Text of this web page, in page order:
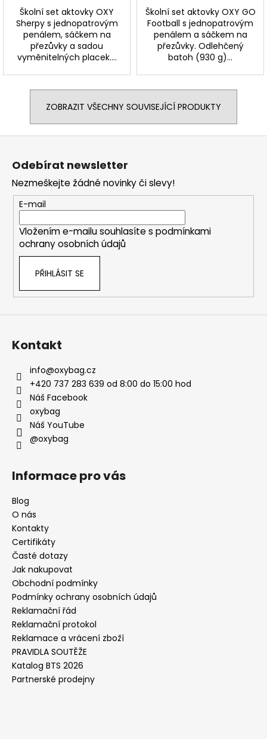
Školní set aktovky OXY
Sherpy s jednopatrovým
penálem, sáčkem na
přezůvky a sadou
vyměnitelných placek....
Školní set aktovky OXY GO
Football s jednopatrovým
penálem a sáčkem na
přezůvky. Odlehčený
batoh (930 g)...
ZOBRAZIT VŠECHNY SOUVISEJÍCÍ PRODUKTY
Z
Odebírat newsletter
Nezmeškejte žádné novinky či slevy!
E-mail
Vložením e-mailu souhlasíte s podmínkami
ochrany osobních údajů
PŘIHLÁSIT SE
Kontakt
info@oxybag.cz
+420 737 283 639 od 8:00 do 15:00 hod
Náš Facebook
oxybag
Náš YouTube
@oxybag
Informace pro vás
Blog
O nás
Kontakty
Certifikáty
Časté dotazy
Jak nakupovat
Obchodní podmínky
Podmínky ochrany osobních údajů
Reklamační řád
Reklamační protokol
Reklamace a vrácení zboží
PRAVIDLA SOUTĚŽE
Katalog BTS 2026
Partnerské prodejny